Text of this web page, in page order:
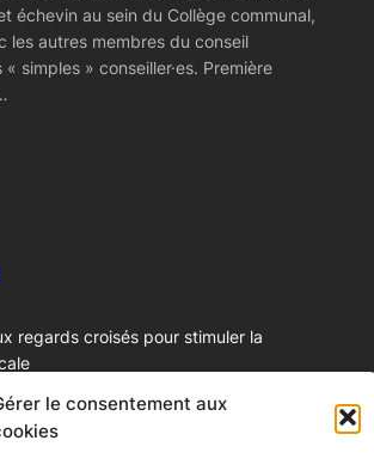
le consentement aux
échevin au sein du Collège communal,
les autres membres du conseil
simples » conseiller·es. Première
regards croisés pour stimuler la
Marichal